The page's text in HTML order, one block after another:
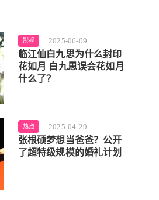
影视 2025-06-09
临江仙白九思为什么封印
花如月 白九思误会花如月
什么了？
热点 2025-04-29
张根硕梦想当爸爸？公开
了超特级规模的婚礼计划